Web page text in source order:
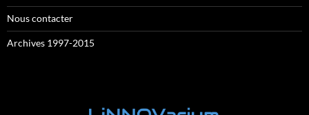
Nous contacter
Archives 1997-2015